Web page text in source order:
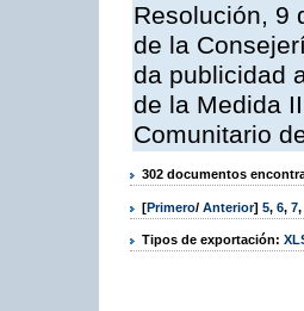
Resolución, 9
de la
da publicidad
de la Medida
Comunitario
302 documentos
[Primero/ Anterior] 5, 6, 7,
Tipos de exportación: